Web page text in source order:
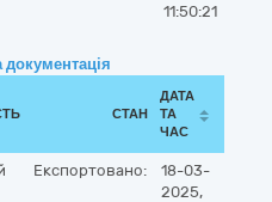
11:50:21
СТАН
ДАТА
ТА
ЧАС
Експортовано:
18-03-
2025,